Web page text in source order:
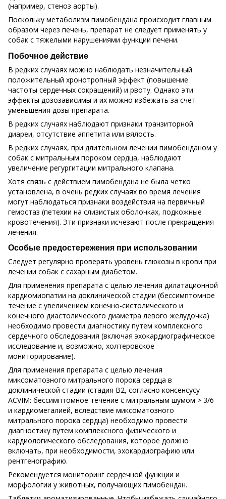
(например, стеноз аорты).
Поскольку метаболизм пимобендана происходит главным
образом через печень, препарат не следует применять у
собак с тяжелыми нарушениями функции печени.
Побочное действие
В редких случаях можно наблюдать незначительный
положительный хронотропный эффект (повышение
частоты сердечных сокращений) и рвоту. Однако эти
эффекты дозозависимы и их можно избежать за счет
уменьшения дозы препарата.
В редких случаях наблюдают признаки транзиторной
диареи, отсутствие аппетита или вялость.
В редких случаях, при длительном лечении пимобенданом у
собак с митральным пороком сердца, наблюдают
увеличение регургитации митрального клапана.
Хотя связь с действием пимобендана не была четко
установлена, в очень редких случаях во время лечения
могут наблюдаться признаки воздействия на первичный
гемостаз (петехии на слизистых оболочках, подкожные
кровотечения). Эти признаки исчезают после прекращения
лечения.
Особые предостережения при использовании
Следует регулярно проверять уровень глюкозы в крови при
лечении собак с сахарным диабетом.
Для применения препарата с целью лечения дилатационной
кардиомиопатии на доклинической стадии (бессимптомное
течение с увеличением конечно-систолического и
конечного диастолического диаметра левого желудочка)
необходимо провести диагностику путем комплексного
сердечного обследования (включая эхокардиографическое
исследование и, возможно, холтеровское
мониторирование).
Для применения препарата с целью лечения
миксоматозного митрального порока сердца в
доклинической стадии (стадия В2, согласно консенсусу
ACVIM: бессимптомное течение с митральным шумом > 3/6
и кардиомегалией, вследствие миксоматозного
митрального порока сердца) необходимо провести
диагностику путем комплексного физического и
кардиологического обследования, которое должно
включать, при необходимости, эхокардиографию или
рентгенографию.
Рекомендуется мониторинг сердечной функции и
морфологии у животных, получающих пимобендан.